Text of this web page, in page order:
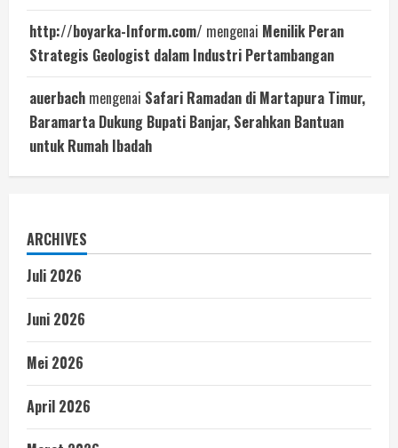
http://boyarka-Inform.com/ mengenai Menilik Peran
Strategis Geologist dalam Industri Pertambangan
auerbach mengenai Safari Ramadan di Martapura Timur,
Baramarta Dukung Bupati Banjar, Serahkan Bantuan
untuk Rumah Ibadah
ARCHIVES
Juli 2026
Juni 2026
Mei 2026
April 2026